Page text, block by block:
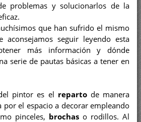
problemas y solucionarlos de la
que han sufrido el mismo
seguir leyendo esta
más información y dónde
serie de pautas básicas a tener en
pintor es el reparto de manera
el espacio a decorar empleando
pinceles, brochaso rodillos. Al